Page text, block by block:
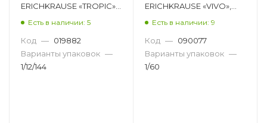
ERICHKRAUSE «TROPIC»,
Есть в наличии: 5
Код — 019882
Варианты упаковок —
1/12/144
ERICHKRAUSE «VIVO»,
Есть в наличии: 9
Код — 090077
Варианты упаковок —
1/60